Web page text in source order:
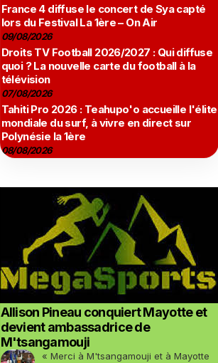
France 4 diffuse le concert de Sya capté
lors du Festival La 1ère – On Air
09/08/2026
Droits TV Football 2026/2027 : Qui diffuse
quoi ? La nouvelle carte du football à la
télévision
07/08/2026
Tahiti Pro 2026 : Teahupo'o accueille l'élite
mondiale du surf, à vivre en direct sur
Polynésie la 1ère
08/08/2026
Allison Pineau conquiert Mayotte et
devient ambassadrice de
M'tsangamouji
« Merci à M'tsangamouji et à Mayotte